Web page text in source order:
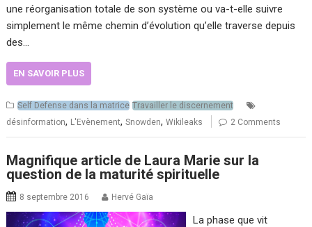
une réorganisation totale de son système ou va-t-elle suivre
simplement le même chemin d’évolution qu’elle traverse depuis
des…
EN SAVOIR PLUS
Self Defense dans la matrice Travailler le discernement
désinformation, L'Evènement,Snowden,Wikileaks 2 Comments
Magnifique article de Laura Marie sur la
question de la maturité spirituelle
8 septembre 2016 Hervé Gaïa
La phase que vit